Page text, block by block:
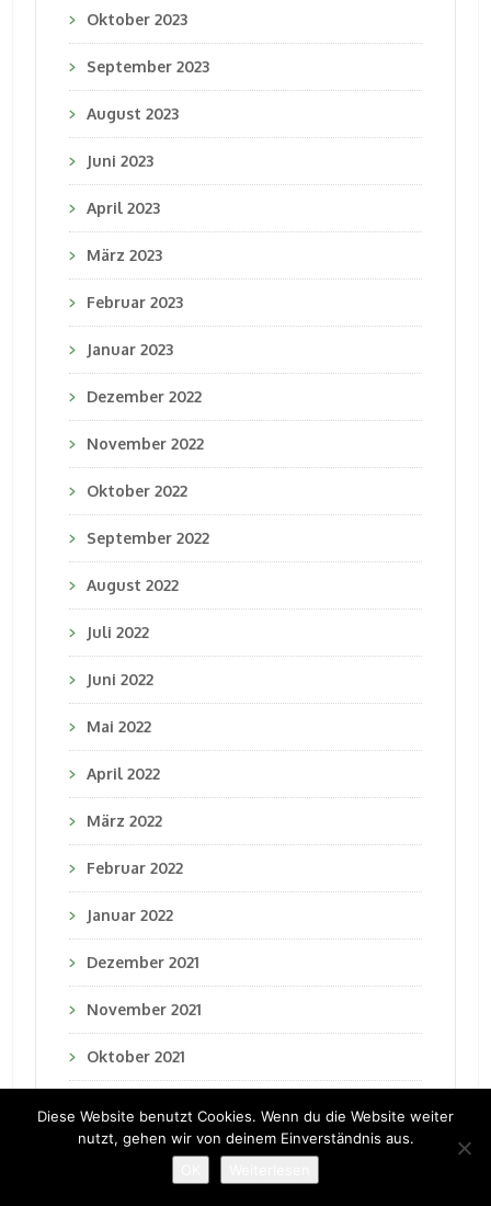
Oktober 2023
September 2023
August 2023
Juni 2023
April 2023
März 2023
Februar 2023
Januar 2023
Dezember 2022
November 2022
Oktober 2022
September 2022
August 2022
Juli 2022
Juni 2022
Mai 2022
April 2022
März 2022
Februar 2022
Januar 2022
Dezember 2021
November 2021
Oktober 2021
August 2021
Diese Website benutzt Cookies. Wenn du die Website weiter
nutzt, gehen wir von deinem Einverständnis aus.